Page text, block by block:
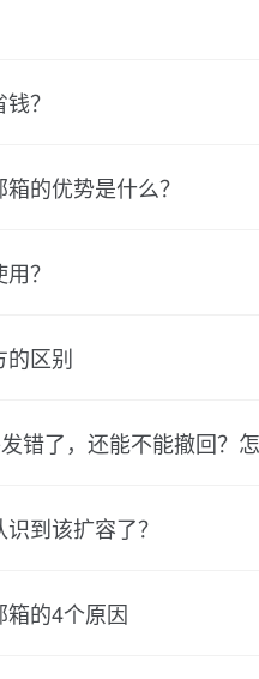
？
的优势是什么？
？
的区别
错了，还能不能撤回？怎
到该扩容了？
的4个原因